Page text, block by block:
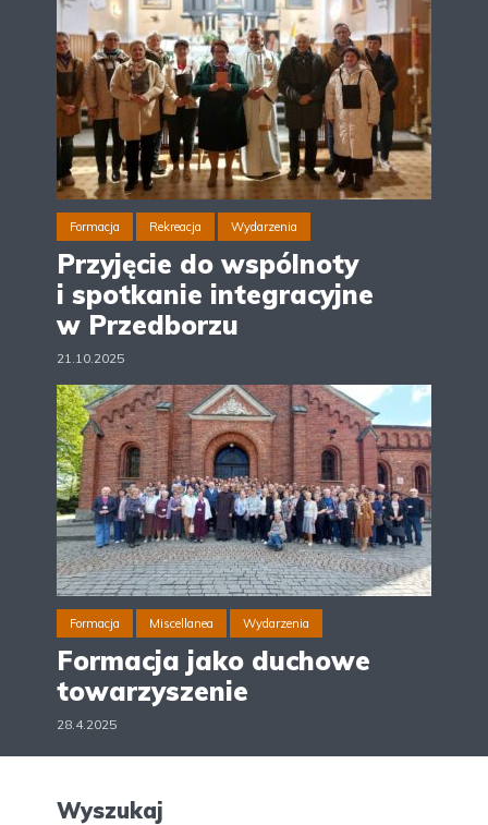
Formacja Rekreacja Wydarzenia
Przyjęcie do wspólnoty
i spotkanie integracyjne
w Przedborzu
21.10.2025
Formacja Miscellanea Wydarzenia
Formacja jako duchowe
towarzyszenie
28.4.2025
Wyszukaj